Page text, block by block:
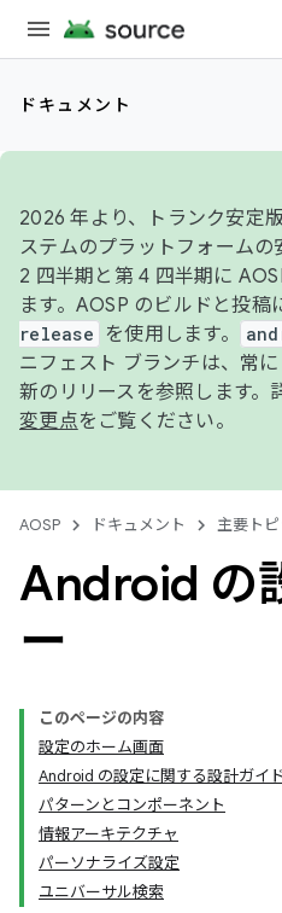
ドキュメント
2026 年より、トランク安定
ステムのプラットフォーム
2 四半期と第 4 四半期に
ます。AOSP のビルドと投稿
release
を使用します。
ニフェスト ブランチは、常
新のリリースを参照します。
変更点をご覧ください。
AOSP ドキュメント 主要トピ
Android の
ー
このページの内容
設定のホーム画面
Android の設定に関する設計ガイ
パターンとコンポーネント
情報アーキテクチャ
パーソナライズ設定
ユニバーサル検索